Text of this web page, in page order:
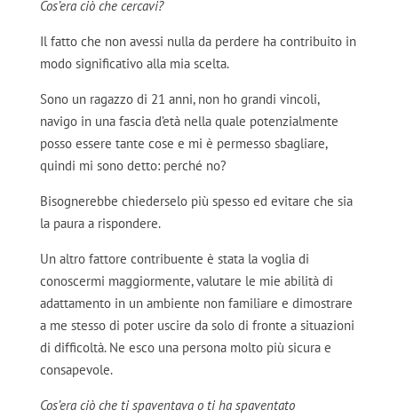
Cos’era ciò che cercavi?
Il fatto che non avessi nulla da perdere ha contribuito in
modo significativo alla mia scelta.
Sono un ragazzo di 21 anni, non ho grandi vincoli,
navigo in una fascia d’età nella quale potenzialmente
posso essere tante cose e mi è permesso sbagliare,
quindi mi sono detto: perché no?
Bisognerebbe chiederselo più spesso ed evitare che sia
la paura a rispondere.
Un altro fattore contribuente è stata la voglia di
conoscermi maggiormente, valutare le mie abilità di
adattamento in un ambiente non familiare e dimostrare
a me stesso di poter uscire da solo di fronte a situazioni
di difficoltà. Ne esco una persona molto più sicura e
consapevole.
Cos’era ciò che ti spaventava o ti ha spaventato